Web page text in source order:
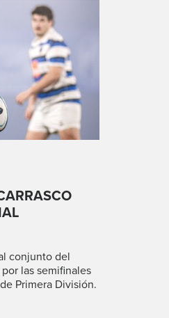
conjunto del
las semifinales
Primera División.